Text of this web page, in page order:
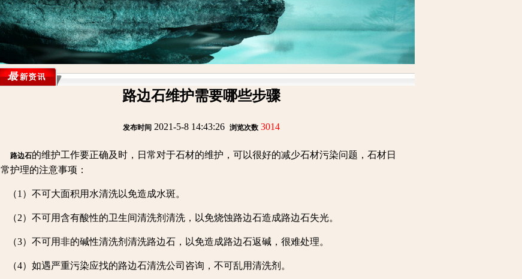
路边石维护需要哪些步骤
发布时间 2021-5-8 14:43:26: 浏览次数: 3014
路边石的维护工作要正确及时，日常对于石材的维护，可以很好的减少石材污染问题，石材日
常护理的注意事项：
（1）不可大面积用水清洗以免造成水斑。
（2）不可用含有酸性的卫生间清洗剂清洗，以免烧蚀路边石造成路边石失光。
（3）不可用非的碱性清洗剂清洗路边石，以免造成路边石返碱，很难处理。
（4）如遇严重污染应找的路边石清洗公司咨询，不可乱用清洗剂。